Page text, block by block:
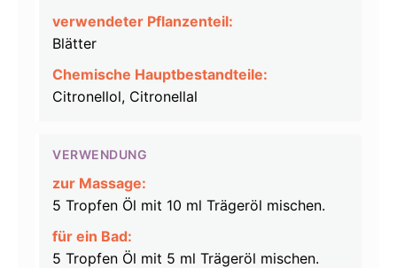
verwendeter Pflanzenteil:
Blätter
Chemische Hauptbestandteile:
Citronellol, Citronellal
VERWENDUNG
zur Massage:
5 Tropfen Öl mit 10 ml Trägeröl mischen.
für ein Bad:
5 Tropfen Öl mit 5 ml Trägeröl mischen.